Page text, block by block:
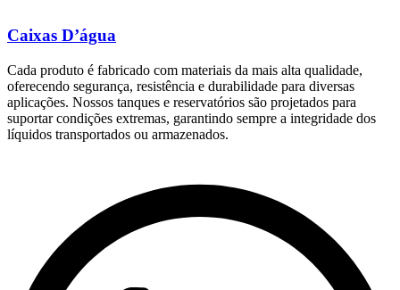
Caixas D’água
Cada produto é fabricado com materiais da mais alta qualidade,
oferecendo segurança, resistência e durabilidade para diversas
aplicações. Nossos tanques e reservatórios são projetados para
suportar condições extremas, garantindo sempre a integridade dos
líquidos transportados ou armazenados.